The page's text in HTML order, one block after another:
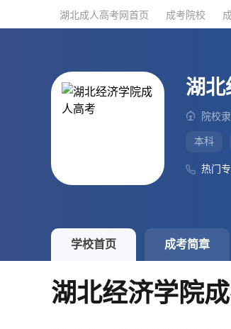
湖北成人高考网首页 成考院校
湖北
院校
本科
热门
学校首页 成考简章
湖北经济学院
湖北成人高考网首页 成考院校